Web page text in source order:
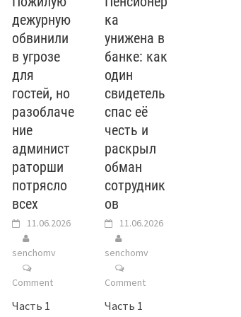
дежурную
обвинили
в угрозе
для
гостей, но
разоблаче
ние
админист
раторши
потрясло
всех
11.06.2026
senchomv
Comment
Часть 1
ка
унижена в
банке: как
один
свидетель
спас её
честь и
раскрыл
обман
сотрудник
ов
11.06.2026
senchomv
Comment
Часть 1